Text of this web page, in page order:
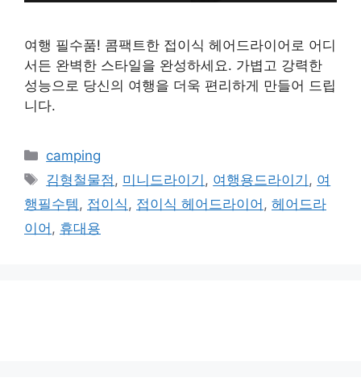
여행 필수품! 콤팩트한 접이식 헤어드라이어로 어디
서든 완벽한 스타일을 완성하세요. 가볍고 강력한
성능으로 당신의 여행을 더욱 편리하게 만들어 드립
니다.
카
테
고
리
camping
태
그
김형철물점 , 미니드라이기 , 여행용드라이기 , 여
행필수템 , 접이식 , 접이식 헤어드라이어 , 헤어드라
이어 , 휴대용